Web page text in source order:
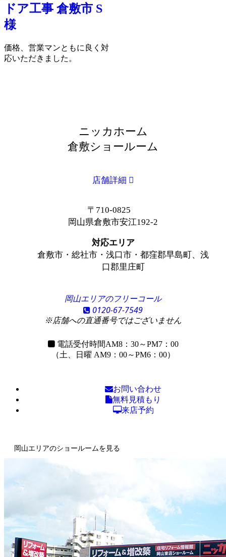
ドア工事 倉敷市 S
様
価格、営業マンともに良く対
応いただきました。
ニッカホーム
倉敷ショールーム
店舗詳細
〒710-0825
岡山県倉敷市安江192-2
対応エリア
倉敷市・総社市・浅口市・都窪郡早島町、浅
口郡里庄町
岡山エリアのフリーコール
0120-67-7549
※店舗への直通番号ではございません
電話受付時間AM8：30～PM7：00
（土、日曜 AM9：00～PM6：00）
お問い合わせ
無料見積もり
来店予約
岡山エリアのショールームを見る